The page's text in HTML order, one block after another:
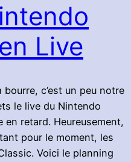
Live
c’est un peu notre
le live du Nintendo
en retard. Heureusement,
pour le moment, les
Voici le planning